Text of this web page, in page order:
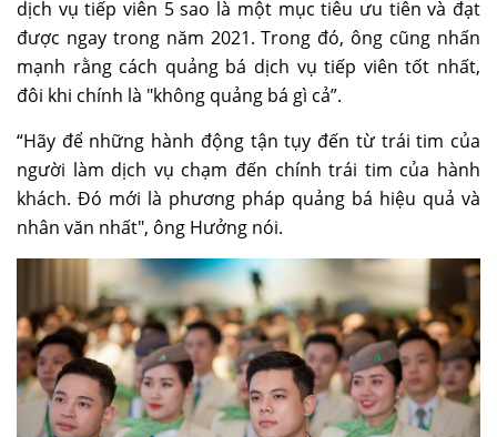
dịch vụ tiếp viên 5 sao là một mục tiêu ưu tiên và đạt
được ngay trong năm 2021. Trong đó, ông cũng nhấn
mạnh rằng cách quảng bá dịch vụ tiếp viên tốt nhất,
đôi khi chính là "không quảng bá gì cả”.
“Hãy để những hành động tận tụy đến từ trái tim của
người làm dịch vụ chạm đến chính trái tim của hành
khách. Đó mới là phương pháp quảng bá hiệu quả và
nhân văn nhất", ông Hưởng nói.